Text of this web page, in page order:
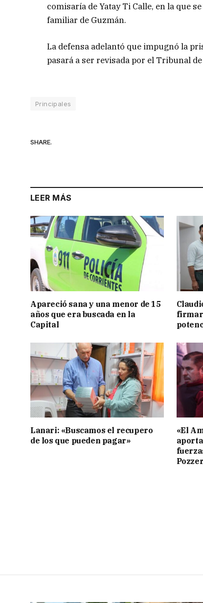
comisaría de Yatay Ti Calle, en la que
familiar de Guzmán.
La defensa adelantó que impugnó la
pasará a ser revisada por el Tribunal
Principales
SHARE.
LEER MÁS
Apareció sana y una menor de 15
años que era buscada en la
Capital
Lanari: «Buscamos el recupero
de los que pueden pagar»
«El